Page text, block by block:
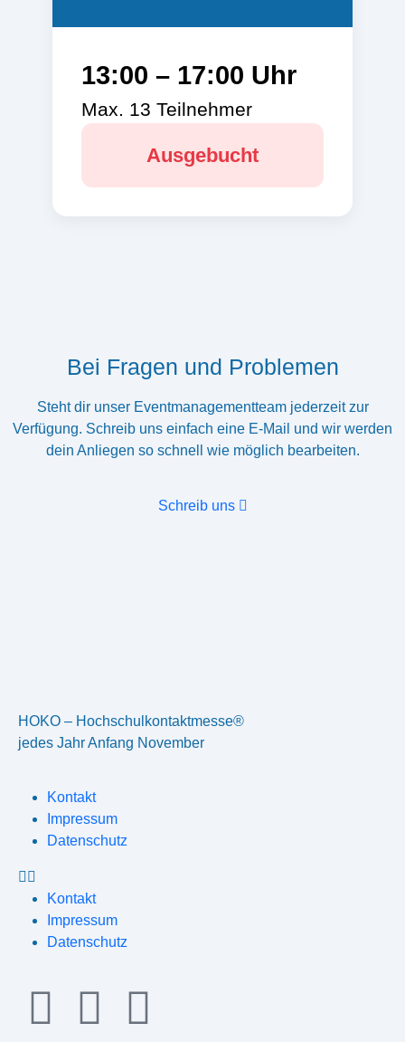
13:00 – 17:00 Uhr
Max. 13 Teilnehmer
Ausgebucht
Bei Fragen und Problemen
Steht dir unser Eventmanagementteam jederzeit zur
Verfügung. Schreib uns einfach eine E-Mail und wir werden
dein Anliegen so schnell wie möglich bearbeiten.
Schreib uns
HOKO – Hochschulkontaktmesse®
jedes Jahr Anfang November
Kontakt
Impressum
Datenschutz
Kontakt
Impressum
Datenschutz